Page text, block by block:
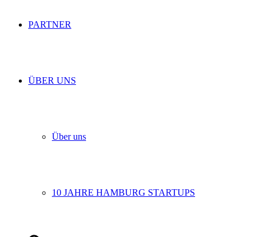
PARTNER
ÜBER UNS
Über uns
10 JAHRE HAMBURG STARTUPS